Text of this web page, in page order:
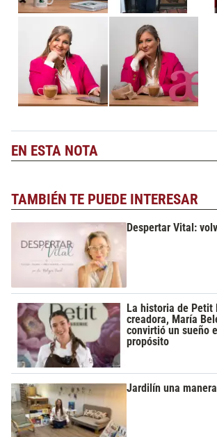
EN ESTA NOTA
TAMBIÉN TE PUEDE INTERESAR
Despertar Vital:
La historia de Petit
creadora, María
convirtió un sueño
propósito
Jardilín una